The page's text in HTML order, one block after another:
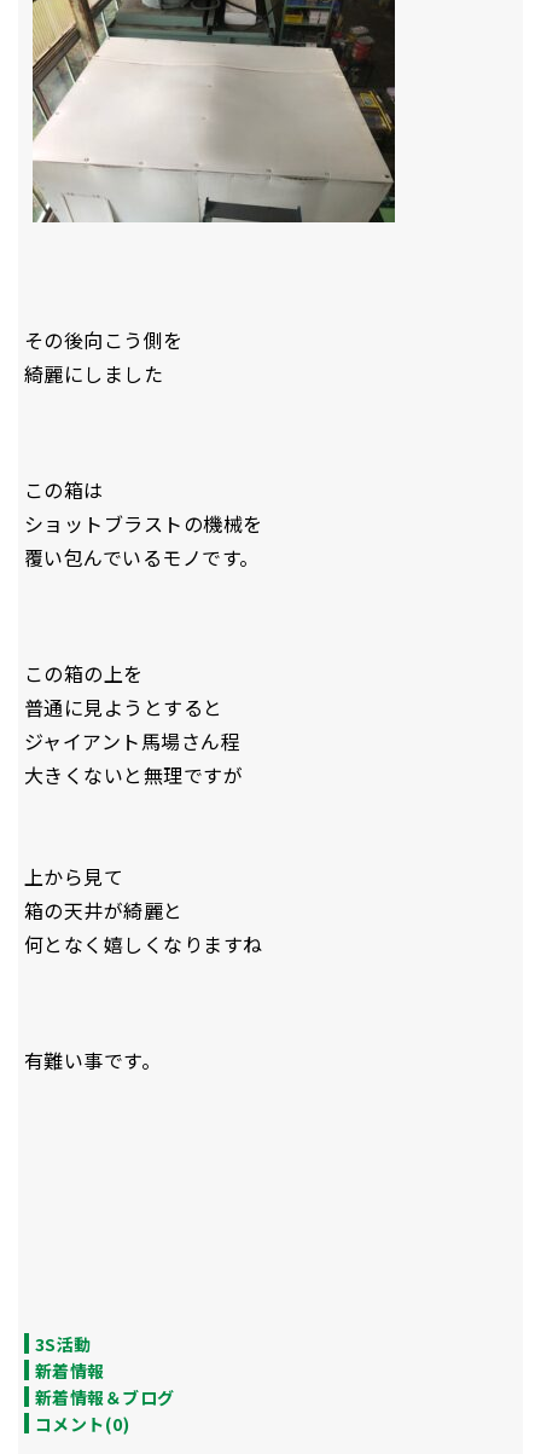
その後向こう側を
綺麗にしました
この箱は
ショットブラストの機械を
覆い包んでいるモノです。
この箱の上を
普通に見ようとすると
ジャイアント馬場さん程
大きくないと無理ですが
上から見て
箱の天井が綺麗と
何となく嬉しくなりますね
有難い事です。
3S活動
新着情報
新着情報＆ブログ
コメント(0)